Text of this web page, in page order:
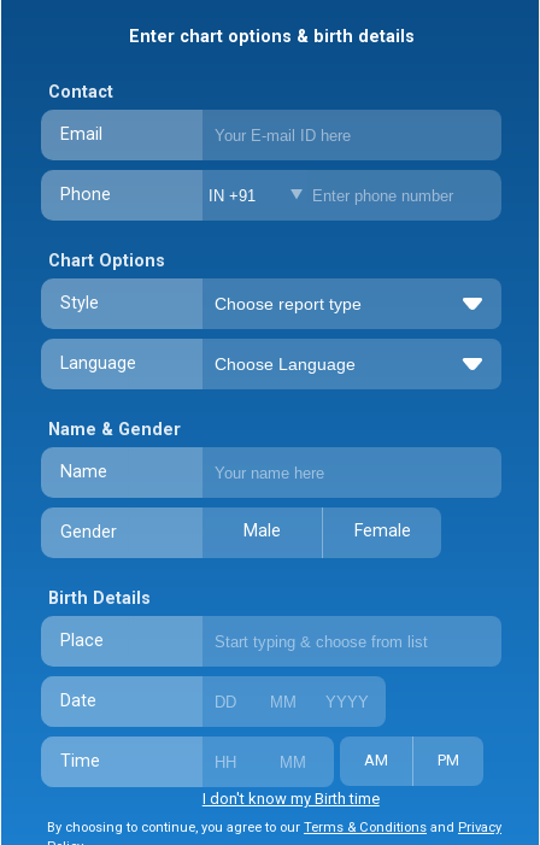
Enter chart options & birth details
Contact
Email
Phone IN +91
Chart Options
Style
Language
Name & Gender
Name
Gender Male Female
Birth Details
Place
Date
Time AM PM
I don't know my Birth time
By choosing to continue, you agree to our Terms & Conditions and Privacy